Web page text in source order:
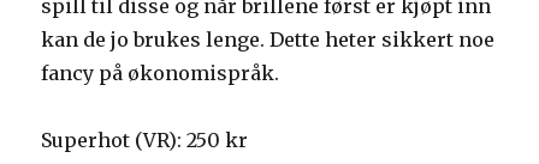
spill til disse og når brillene først er kjøpt inn
kan de jo brukes lenge. Dette heter sikkert noe
fancy på økonomispråk.
Superhot (VR): 250 kr